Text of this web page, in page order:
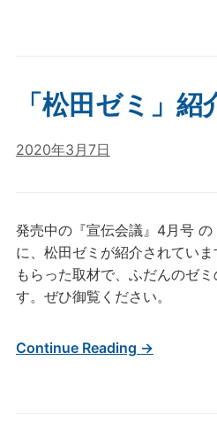
「松田ゼミ」紹
2020年3月7日
発売中の『宣伝会議』4月号 の
に、松田ゼミが紹介されてい
もらった取材で、ふだんのゼ
す。ぜひ御覧ください。
Continue Reading →